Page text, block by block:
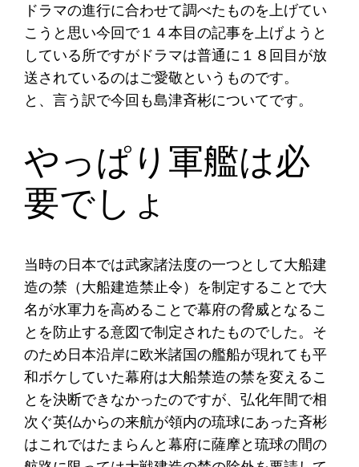
ドラマの進行に合わせて調べたものを上げてい
こうと思い今回で１４本目の記事を上げようと
している所ですがドラマは普通に１８回目が放
送されているのはご愛敬というものです。
と、言う訳で今回も島津斉彬についてです。
やっぱり軍艦は必
要でしょ
当時の日本では武家諸法度の一つとして大船建
造の禁（大船建造禁止令）を制定することで大
名が水軍力を高めることで幕府の脅威となるこ
とを防止する意図で制定されたものでした。そ
のため日本沿岸に欧米諸国の艦船が現れても平
和ボケしていた幕府は大船禁造の禁を変えるこ
とを決断できなかったのですが、弘化年間で相
次ぐ英仏からの来航が領内の琉球にあった斉彬
はこれではたまらんと幕府に薩摩と琉球の間の